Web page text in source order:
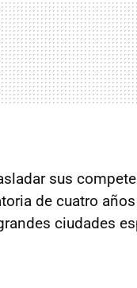
sus
de cuatro
ciudades